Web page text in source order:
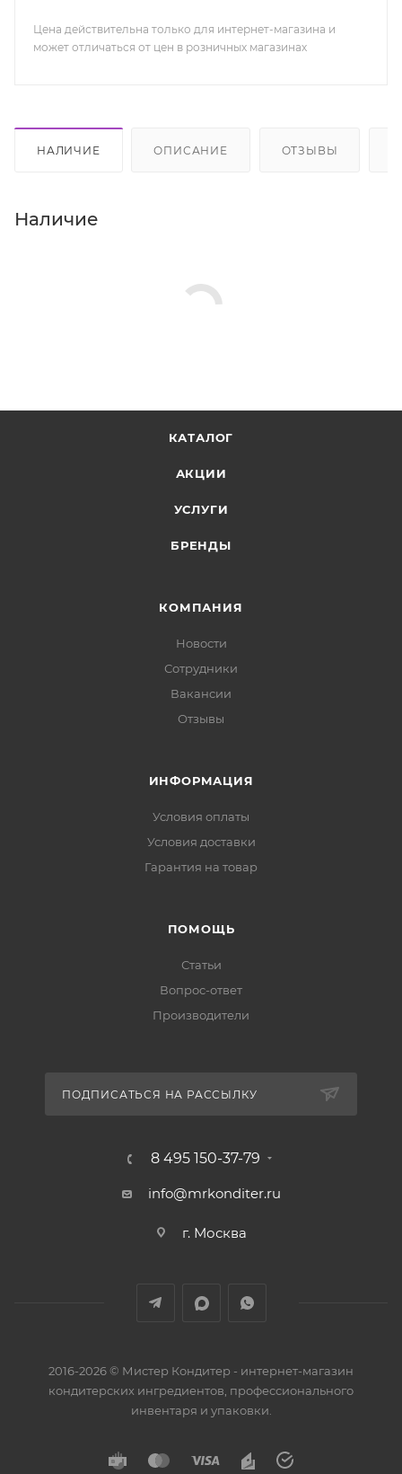
Цена действительна только для интернет-магазина и
может отличаться от цен в розничных магазинах
НАЛИЧИЕ ОПИСАНИЕ ОТЗЫВЫ
Наличие
КАТАЛОГ
АКЦИИ
УСЛУГИ
БРЕНДЫ
КОМПАНИЯ
Новости
Сотрудники
Вакансии
Отзывы
ИНФОРМАЦИЯ
Условия оплаты
Условия доставки
Гарантия на товар
ПОМОЩЬ
Статьи
Вопрос-ответ
Производители
ПОДПИСАТЬСЯ НА РАССЫЛКУ
8 495 150-37-79
info@mrkonditer.ru
г. Москва
2016-2026 © Мистер Кондитер - интернет-магазин
кондитерских ингредиентов, профессионального
инвентаря и упаковки.